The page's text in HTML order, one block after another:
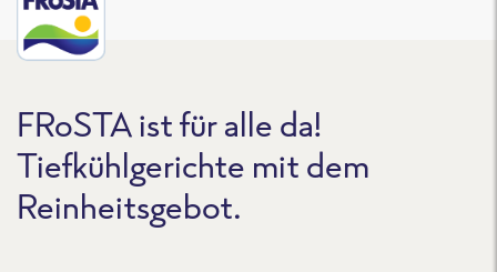
FRoSTA ist für alle da!
Tiefkühlgerichte mit dem
Reinheitsgebot.